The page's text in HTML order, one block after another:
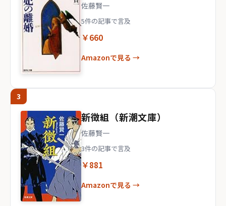
佐藤賢一
5件の記事で言及
￥660
Amazonで見る →
3
新徴組（新潮文庫）
佐藤賢一
3件の記事で言及
￥881
Amazonで見る →